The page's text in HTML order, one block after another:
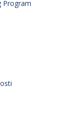
Program